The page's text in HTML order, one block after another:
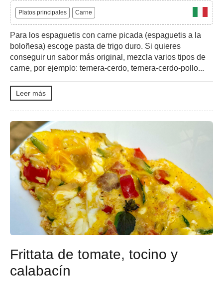
Platos principales Carne
Para los espaguetis con carne picada (espaguetis a la
boloñesa) escoge pasta de trigo duro. Si quieres
conseguir un sabor más original, mezcla varios tipos de
carne, por ejemplo: ternera-cerdo, ternera-cerdo-pollo...
Leer más
Frittata de tomate, tocino y
calabacín